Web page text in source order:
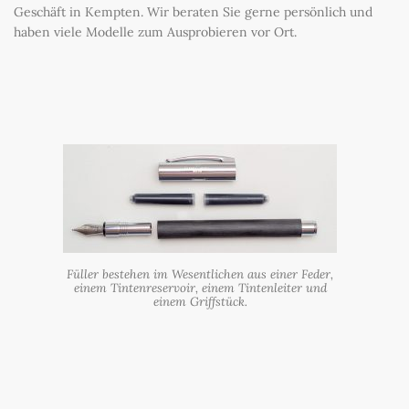
Geschäft in Kempten. Wir beraten Sie gerne persönlich und
haben viele Modelle zum Ausprobieren vor Ort.
Füller bestehen im Wesentlichen aus einer Feder,
einem Tintenreservoir, einem Tintenleiter und
einem Griffstück.